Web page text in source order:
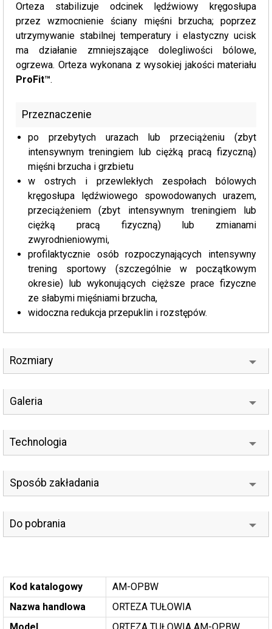
Orteza stabilizuje odcinek lędźwiowy kręgosłupa
przez wzmocnienie ściany mięśni brzucha; poprzez
utrzymywanie stabilnej temperatury i elastyczny ucisk
ma działanie zmniejszające dolegliwości bólowe,
ogrzewa. Orteza wykonana z wysokiej jakości materiału
ProFit™.
Przeznaczenie
po przebytych urazach lub przeciążeniu (zbyt
intensywnym treningiem lub ciężką pracą fizyczną)
mięśni brzucha i grzbietu
w ostrych i przewlekłych zespołach bólowych
kręgosłupa lędźwiowego spowodowanych urazem,
przeciążeniem (zbyt intensywnym treningiem lub
ciężką pracą fizyczną) lub zmianami
zwyrodnieniowymi,
profilaktycznie osób rozpoczynających intensywny
trening sportowy (szczególnie w początkowym
okresie) lub wykonujących cięższe prace fizyczne
ze słabymi mięśniami brzucha,
widoczna redukcja przepuklin i rozstępów.
Rozmiary
Galeria
Technologia
Sposób zakładania
Do pobrania
Kod katalogowy
AM-OPBW
Nazwa handlowa
ORTEZA TUŁOWIA